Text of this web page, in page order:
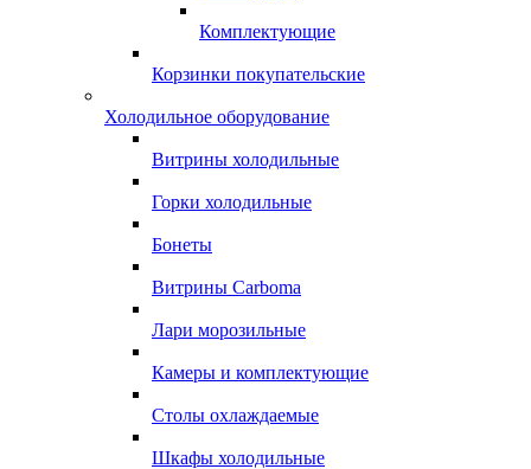
Комплектующие
Корзинки покупательские
Холодильное оборудование
Витрины холодильные
Горки холодильные
Бонеты
Витрины Carboma
Лари морозильные
Камеры и комплектующие
Столы охлаждаемые
Шкафы холодильные